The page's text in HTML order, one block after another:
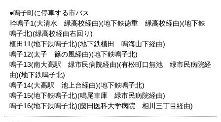
●鳴子町に停車する市バス
幹鳴子1(大清水 緑高校経由)(地下鉄徳重 緑高校経由)(地下鉄
鳴子北)(緑高校経由右回り)
植田11(地下鉄鳴子北)(地下鉄植田 鳴海山下経由)
鳴子12(太子 篠の風経由)(地下鉄鳴子北)
鳴子13(南大高駅 緑市民病院経由)(有松町口無池 緑市民病院経
由)(地下鉄鳴子北)
鳴子14(大高駅 池上台経由)(地下鉄鳴子北)
鳴子15(地下鉄鳴子北)(鳴尾車庫 緑市民病院経由)
鳴子16(地下鉄鳴子北)(藤田医科大学病院 相川三丁目経由)